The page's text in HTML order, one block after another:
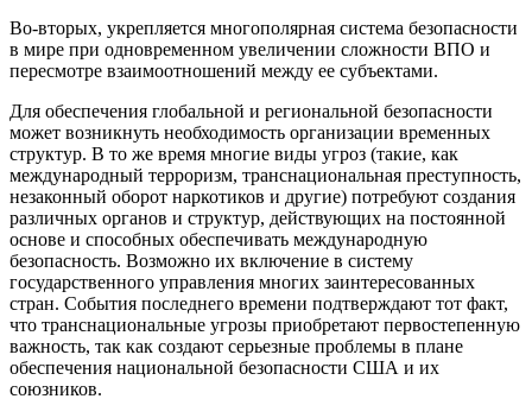
Во-вторых, укрепляется многополярная система безопасности
в мире при одновременном увеличении сложности ВПО и
пересмотре взаимоотношений между ее субъектами.
Для обеспечения глобальной и региональной безопасности
может возникнуть необходимость организации временных
структур. В то же время многие виды угроз (такие, как
международный терроризм, транснациональная преступность,
незаконный оборот наркотиков и другие) потребуют создания
различных органов и структур, действующих на постоянной
основе и способных обеспечивать международную
безопасность. Возможно их включение в систему
государственного управления многих заинтересованных
стран. События последнего времени подтверждают тот факт,
что транснациональные угрозы приобретают первостепенную
важность, так как создают серьезные проблемы в плане
обеспечения национальной безопасности США и их
союзников.